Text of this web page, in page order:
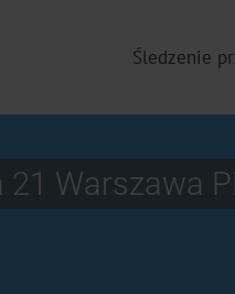
Śledzenie
21 Warszawa